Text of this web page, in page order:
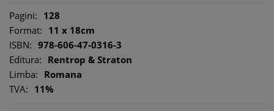
Pagini: 128
Format: 11 x 18cm
ISBN: 978-606-47-0316-3
Editura: Rentrop & Straton
Limba: Romana
TVA: 11%